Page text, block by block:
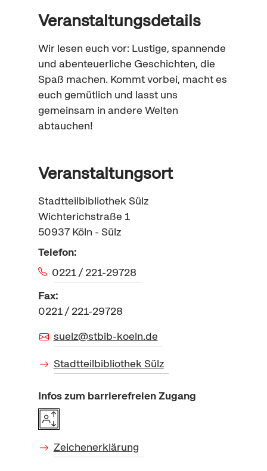
Veranstaltungsdetails
Wir lesen euch vor: Lustige, spannende
und abenteuerliche Geschichten, die
Spaß machen. Kommt vorbei, macht es
euch gemütlich und lasst uns
gemeinsam in andere Welten
abtauchen!
Veranstaltungsort
Stadtteilbibliothek Sülz
Wichterichstraße 1
50937 Köln - Sülz
Telefon:
0221 / 221-29728
Fax:
0221 / 221-29728
suelz@stbib-koeln.de
Stadtteilbibliothek Sülz
Infos zum barrierefreien Zugang
Zeichenerklärung